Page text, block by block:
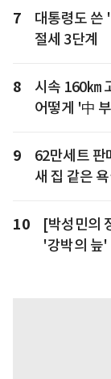
7
대통령도 쓴
절세 3단계
8
시속 160㎞
어떻게 '中
9
62만세트 판
새 집 같은
10
[박성민의
'강박의 늪'